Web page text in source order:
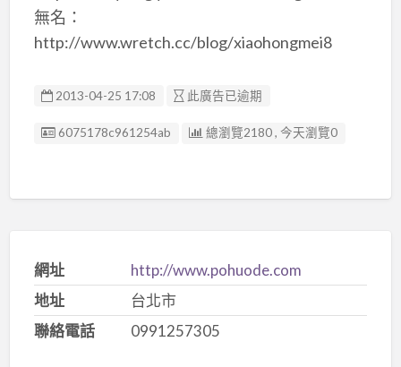
無名：
http://www.wretch.cc/blog/xiaohongmei8
2013-04-25 17:08 此廣告已逾期
廣告编號
6075178c961254ab 總瀏覽2180 , 今天瀏覽0
網址
http://www.pohuode.com
地址
台北市
聯絡電話
0991257305